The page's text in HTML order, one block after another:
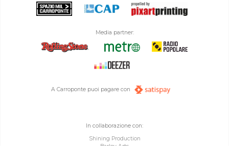
Media partner:
A Carroponte puoi pagare con
In collaborazione con:
Shining Production